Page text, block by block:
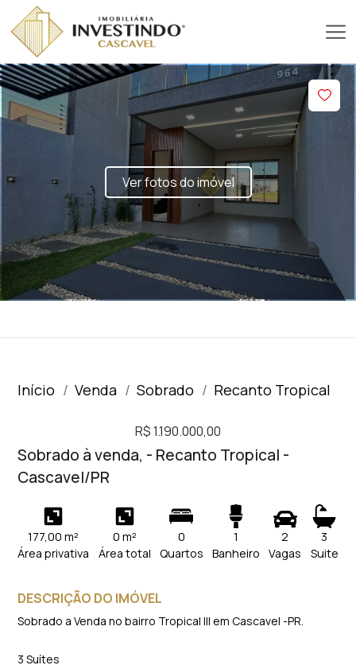
Ver fotos do imóvel
Início Venda Sobrado Recanto Tropical
R$ 1.190.000,00
Sobrado à venda, - Recanto Tropical -
Cascavel/PR
177,00 m²
Área privativa
0 m²
Área total
0
Quartos
1
Banheiro
2
Vagas
3
Suite
DESCRIÇÃO DO IMÓVEL
Sobrado a Venda no bairro Tropical lll em Cascavel -PR.
3 Suítes